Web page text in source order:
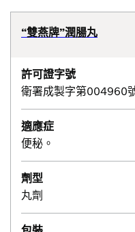
“雙燕牌”潤腸丸
許可證字號
衛署成製字第004960
適應症
便秘。
劑型
丸劑